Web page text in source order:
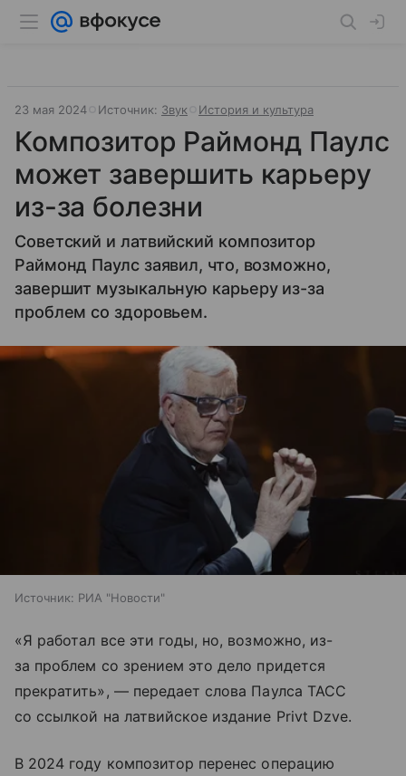
23 мая 2024 Источник: Звук История и культура
Композитор Раймонд Паулс
может завершить карьеру
из-за болезни
Советский и латвийский композитор
Раймонд Паулс заявил, что, возможно,
завершит музыкальную карьеру из-за
проблем со здоровьем.
Источник: РИА "Новости"
«Я работал все эти годы, но, возможно, из-
за проблем со зрением это дело придется
прекратить», — передает слова Паулса ТАСС
со ссылкой на латвийское издание Privt Dzve.
В 2024 году композитор перенес операцию